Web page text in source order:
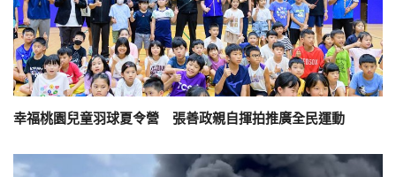
幸福桃園兒童羽球夏令營 張善政親自揮拍推廣全民運動